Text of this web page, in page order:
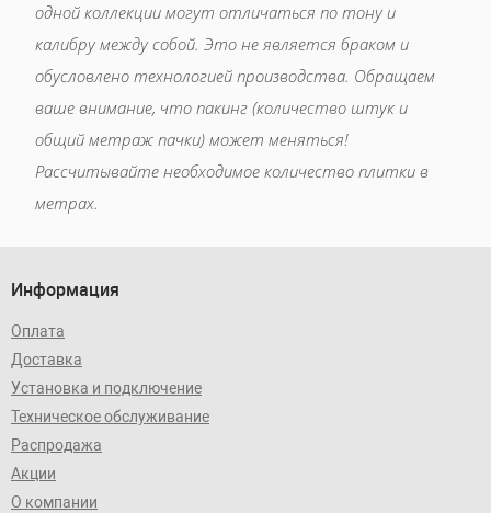
одной коллекции могут отличаться по тону и
калибру между собой. Это не является браком и
обусловлено технологией производства. Обращаем
ваше внимание, что пакинг (количество штук и
общий метраж пачки) может меняться!
Рассчитывайте необходимое количество плитки в
метрах.
Информация
Оплата
Доставка
Установка и подключение
Техническое обслуживание
Распродажа
Акции
О компании